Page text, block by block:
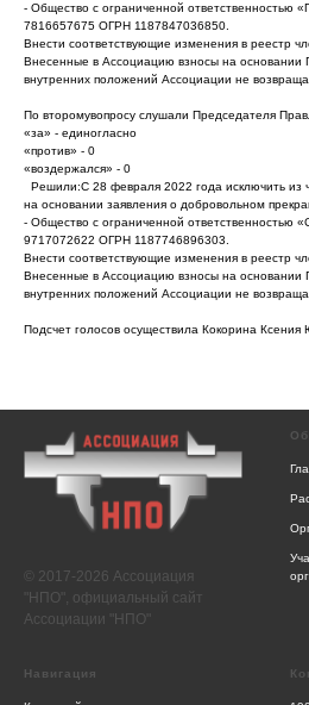
- Общество с ограниченной ответственностью
7816657675 ОГРН 1187847036850.
Внести соответствующие изменения в реестр
Внесенные в Ассоциацию взносы на основании
внутренних положений Ассоциации не
По второмувопросу слушали Председателя
«за» - единогласно
«против» - 0
«воздержался» - 0
Решили:С 28 февраля 2022 года исключить из
на основании заявления о добровольном
- Общество с ограниченной ответственностью
9717072622 ОГРН 1187746896303.
Внести соответствующие изменения в реестр
Внесенные в Ассоциацию взносы на основании
внутренних положений Ассоциации не
Подсчет голосов осуществила Кокорина Ксения
© 2017-2026 Ассоциация
"НПО", официальный сайт
Ассоциации "НПО"
Навигация